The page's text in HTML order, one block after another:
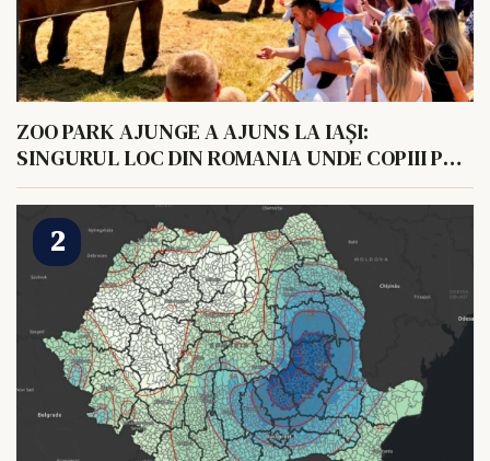
ZOO PARK AJUNGE A AJUNS LA IAȘI:
SINGURUL LOC DIN ROMANIA UNDE COPIII POT
HRANI UN ELEFANT